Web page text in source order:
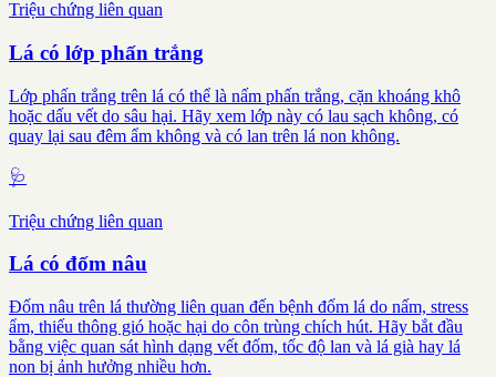
Triệu chứng liên quan
Lá có lớp phấn trắng
Lớp phấn trắng trên lá có thể là nấm phấn trắng, cặn khoáng khô
hoặc dấu vết do sâu hại. Hãy xem lớp này có lau sạch không, có
quay lại sau đêm ẩm không và có lan trên lá non không.
🩺
Triệu chứng liên quan
Lá có đốm nâu
Đốm nâu trên lá thường liên quan đến bệnh đốm lá do nấm, stress
ẩm, thiếu thông gió hoặc hại do côn trùng chích hút. Hãy bắt đầu
bằng việc quan sát hình dạng vết đốm, tốc độ lan và lá già hay lá
non bị ảnh hưởng nhiều hơn.